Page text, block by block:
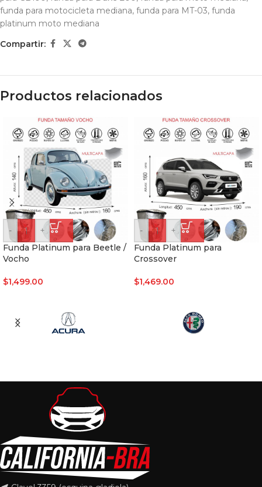
funda para motocicleta mediana, funda para MT-03, funda
platinum moto mediana
Compartir:
Productos relacionados
-
+
Funda Platinum para Beetle /
Vocho
$1,499.00
-
+
Funda Platinum para
Crossover
$1,469.00